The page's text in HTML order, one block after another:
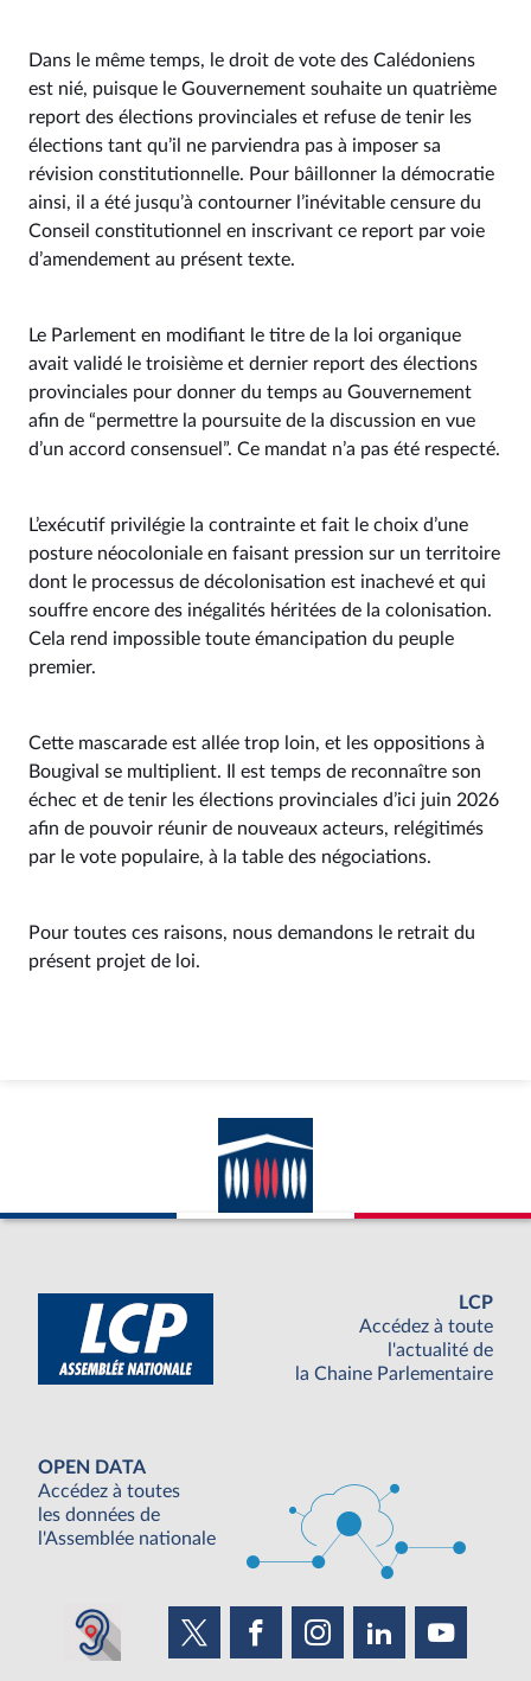
Dans le même temps, le droit de vote des Calédoniens
est nié, puisque le Gouvernement souhaite un quatrième
report des élections provinciales et refuse de tenir les
élections tant qu’il ne parviendra pas à imposer sa
révision constitutionnelle. Pour bâillonner la démocratie
ainsi, il a été jusqu’à contourner l’inévitable censure du
Conseil constitutionnel en inscrivant ce report par voie
d’amendement au présent texte.
Le Parlement en modifiant le titre de la loi organique
avait validé le troisième et dernier report des élections
provinciales pour donner du temps au Gouvernement
afin de “permettre la poursuite de la discussion en vue
d’un accord consensuel”. Ce mandat n’a pas été respecté.
L’exécutif privilégie la contrainte et fait le choix d’une
posture néocoloniale en faisant pression sur un territoire
dont le processus de décolonisation est inachevé et qui
souffre encore des inégalités héritées de la colonisation.
Cela rend impossible toute émancipation du peuple
premier.
Cette mascarade est allée trop loin, et les oppositions à
Bougival se multiplient. Il est temps de reconnaître son
échec et de tenir les élections provinciales d’ici juin 2026
afin de pouvoir réunir de nouveaux acteurs, relégitimés
par le vote populaire, à la table des négociations.
Pour toutes ces raisons, nous demandons le retrait du
présent projet de loi.
LCP
Accédez à toute
l'actualité de
la Chaine Parlementaire
OPEN DATA
Accédez à toutes
les données de
l'Assemblée nationale